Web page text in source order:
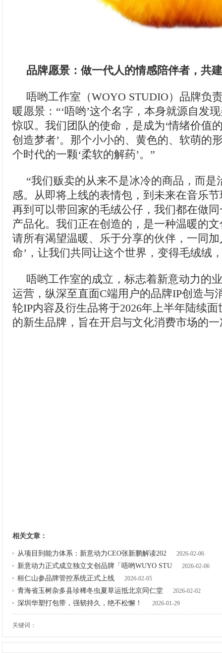
品牌愿景：做一代人的情感陪伴者，共
唔哟工作室（WOYO STUDIO）品牌负
暖愿景：“‘唔哟’这个名字，本身就源自发
惊叹。我们团队的使命，是成为‘情绪价值
创造梦者’。那个小小的、黄色的、软萌的
个时代的一颗‘柔软的解药’。”
“我们贩卖的从来不是冰冷的商品，而是
感。从即将上线的表情包，到未来在音乐
再到可以带回家的毛绒公仔，我们都在做
产品化。我们正在创造的，是一种温暖的
请所有渴望温暖、乐于分享的伙伴，一同加
命’，让我们共同让这个世界，变得毛绒绒
唔哟工作室的成立，标志着新意动力的
运营，纵深至直面C端用户的品牌IP创造与
轮IP内容及衍生品将于2026年上半年陆续
的新生品牌，旨在开启与文化消费市场的
相关文章：
从项目到能力体系：新意动力CEO张新鹏解读202 2026-02-06
新意动力正式成立独立文创品牌「唔哟WUYO STU 2026-02-06
桓仁山参品牌管控系统正式上线 2026-02-05
青海省玉树杂多县珍稀冬虫夏草运抵北京同仁堂 2026-02-02
深圳华塑打包带，强韧持久，绝不松懈！ 2026-01-29
关键词：